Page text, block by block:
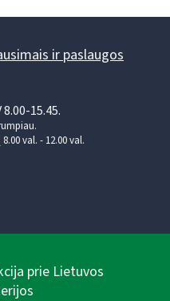
ir paslaugos
15.45.
val. - 12.00 val.
prie Lietuvos